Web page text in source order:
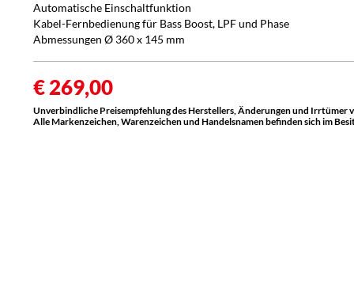
Automatische Einschaltfunktion
Kabel-Fernbedienung für Bass Boost, LPF und Phase
Abmessungen Ø 360 x 145 mm
€ 269,00
Unverbindliche Preisempfehlung des Herstellers, Änderungen und Irrtümer
Alle Markenzeichen, Warenzeichen und Handelsnamen befinden sich im